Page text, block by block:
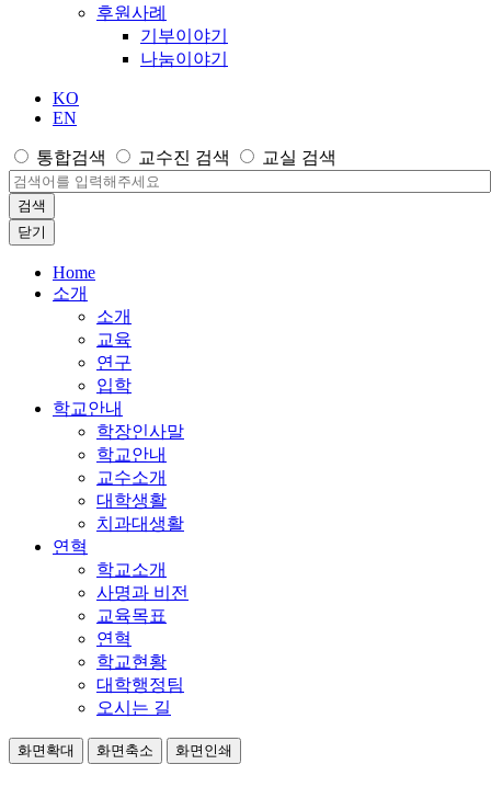
후원사례
기부이야기
나눔이야기
KO
EN
통합검색 교수진 검색 교실 검색
검색
닫기
Home
소개
소개
교육
연구
입학
학교안내
학장인사말
학교안내
교수소개
대학생활
치과대생활
연혁
학교소개
사명과 비전
교육목표
연혁
학교현황
대학행정팀
오시는 길
화면확대 화면축소 화면인쇄